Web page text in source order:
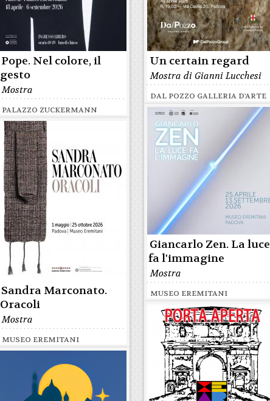
Pope. Nel colore, il
gesto
Mostra
PALAZZO ZUCKERMANN
Un certain regard
Mostra di Gianni Lucchesi
DAL POZZO GALLERIA D'ARTE
Giancarlo Zen. La luce
fa l'immagine
Mostra
MUSEO EREMITANI
Sandra Marconato.
Oracoli
Mostra
MUSEO EREMITANI